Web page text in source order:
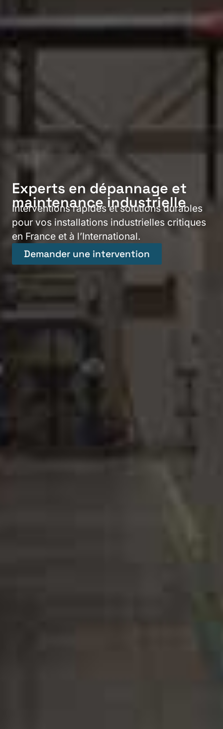
Experts en dépannage et
maintenance industrielle
Interventions rapides et solutions durables
pour vos installations industrielles critiques
en France et à l’International.
Demander une intervention